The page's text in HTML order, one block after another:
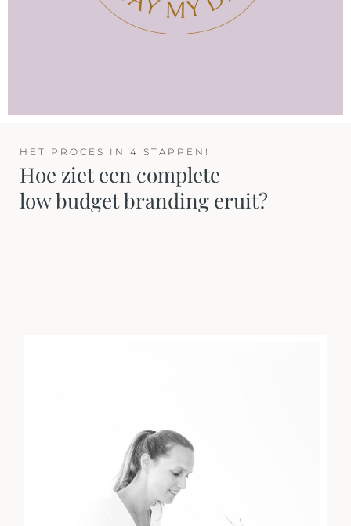
HET PROCES IN 4 STAPPEN!
Hoe ziet een complete
low budget branding eruit?